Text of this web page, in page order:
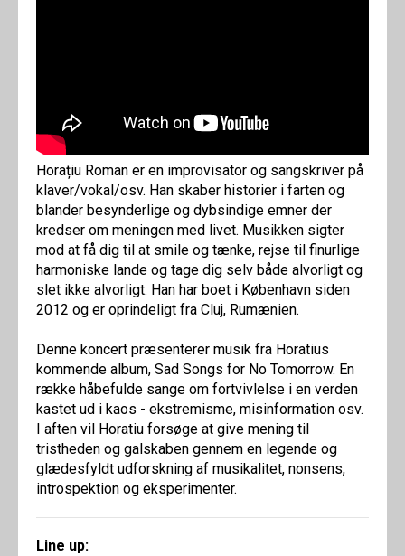
Horațiu Roman er en improvisator og sangskriver på
klaver/vokal/osv. Han skaber historier i farten og
blander besynderlige og dybsindige emner der
kredser om meningen med livet. Musikken sigter
mod at få dig til at smile og tænke, rejse til finurlige
harmoniske lande og tage dig selv både alvorligt og
slet ikke alvorligt. Han har boet i København siden
2012 og er oprindeligt fra Cluj, Rumænien.
Denne koncert præsenterer musik fra Horatius
kommende album, Sad Songs for No Tomorrow. En
række håbefulde sange om fortvivlelse i en verden
kastet ud i kaos - ekstremisme, misinformation osv.
I aften vil Horatiu forsøge at give mening til
tristheden og galskaben gennem en legende og
glædesfyldt udforskning af musikalitet, nonsens,
introspektion og eksperimenter.
Line up: